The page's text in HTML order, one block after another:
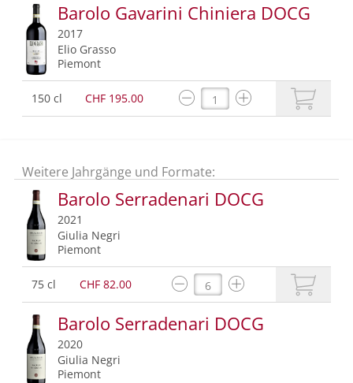
Barolo Gavarini Chiniera DOCG
2017
Elio Grasso
Piemont
150 cl CHF 195.00
Weitere Jahrgänge und Formate:
Barolo Serradenari DOCG
2021
Giulia Negri
Piemont
75 cl CHF 82.00
Barolo Serradenari DOCG
2020
Giulia Negri
Piemont